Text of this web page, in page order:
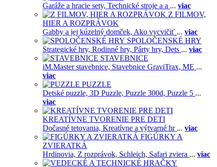
Garáže a hracie sety, Technické stroje a a ... viac
Z FILMOV,
HIER A ROZPRÁVOK
Gabby a jej kúzelný domček, Ako vycvičiť ... viac
SPOLOČENSKÉ HRY
Strategické hry, Rodinné hry, Párty hry, Dets ... viac
STAVEBNICE
iM.Master stavebnice, Stavebnice GraviTrax, ME ...
viac
PUZZLE
Detské puzzle, 3D Puzzle, Puzzle 300d, Puzzle 5 ...
viac
KREATÍVNE TVORENIE PRE DETI
Dočasné tetovania, Kreatívne a výtvarné hr ... viac
FIGÚRKY A
ZVIERATKÁ
Hrdinovia, Z rozprávok, Schleich, Safari zviera ... viac